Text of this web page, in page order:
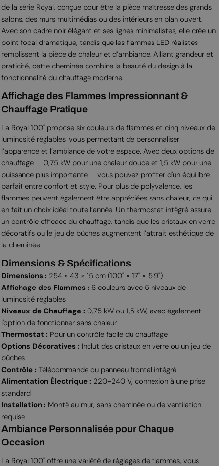
de la série Royal, conçue pour être la pièce maîtresse des grands
salons, des murs multimédias ou des intérieurs en plan ouvert.
Avec son cadre noir élégant et ses lignes minimalistes, elle crée un
point focal dramatique, tandis que les flammes LED réalistes
remplissent la pièce de chaleur et d’ambiance. Alliant grandeur et
praticité, cette cheminée combine la beauté du design à la
fonctionnalité du chauffage moderne.
Affichage des Flammes Impressionnant &
Chauffage Pratique
La Royal 100" propose six couleurs de flammes et cinq niveaux de
luminosité réglables, vous permettant de personnaliser
l’apparence et l’ambiance de votre espace. Avec deux options de
chauffage — 0,75 kW pour une chaleur douce et 1,5 kW pour une
puissance plus importante — vous pouvez profiter d'un équilibre
parfait entre confort et style. Pour plus de polyvalence, les
flammes peuvent également être appréciées sans chaleur, ce qui
en fait un choix idéal toute l’année. Un thermostat intégré assure
un contrôle efficace du chauffage, tandis que les cristaux en verre
décoratifs ou le jeu de bûches augmentent l’attrait esthétique de
la cheminée.
Dimensions & Spécifications
Dimensions : 254 × 43 × 15 cm (100" × 17" × 5.9")
Affichage des Flammes : 6 couleurs avec 5 niveaux de
luminosité réglables
Niveaux de Chauffage : 0,75 kW ou 1,5 kW, avec également
l'option de fonctionner sans chaleur
Thermostat : Pour un contrôle facile du chauffage
Options Décoratives : Inclut des cristaux en verre ou un jeu de
bûches
Contrôle : Télécommande ou panneau frontal intégré
Alimentation Électrique : 220–240 V, connexion à une prise
standard
Installation : Monté au mur, sans cheminée ou de ventilation
requise
Ambiance Personnalisée pour Chaque
Occasion
La Royal 100" offre une variété de réglages de flammes, vous